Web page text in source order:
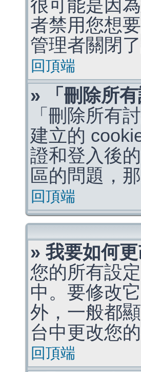
很可能是因
者禁用您想
管理者關閉
回頂端
» 「刪除所
「刪除所有
建立的
證和登入後
區的問題，
回頂端
» 我要如何
您的所有設
中。要修改
外，一般都
台中更改您
回頂端